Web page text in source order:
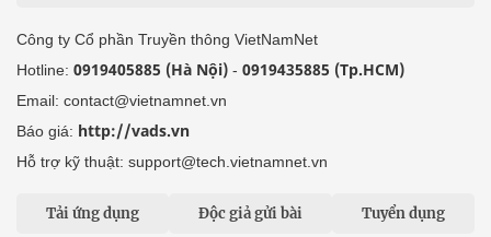
Công ty Cổ phần Truyền thông VietNamNet
Hotline: 0919405885 (Hà Nội) - 0919435885 (Tp.HCM)
Email: contact@vietnamnet.vn
Báo giá: http://vads.vn
Hỗ trợ kỹ thuật: support@tech.vietnamnet.vn
Tải ứng dụng Độc giả gửi bài Tuyển dụng